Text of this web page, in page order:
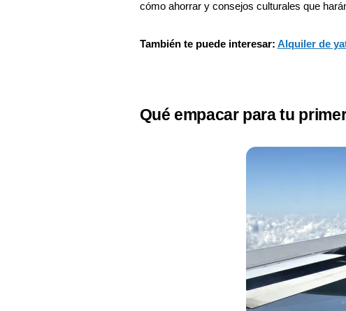
cómo ahorrar y consejos culturales que
También te puede interesar: Alquiler de
Qué empacar para tu